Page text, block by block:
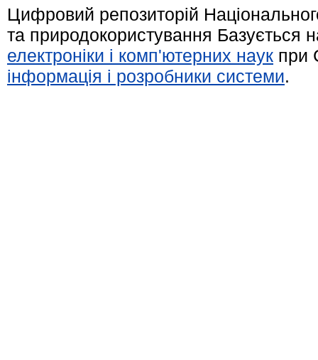
Цифровий репозиторій
та природокористування Базується
електроніки і комп'ютерних наук при
інформація і розробники системи.